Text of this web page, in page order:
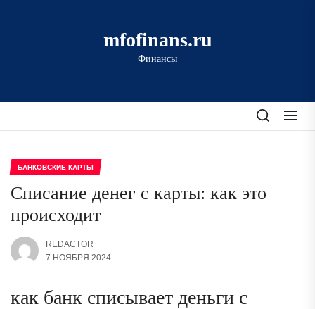
mfofinans.ru
Финансы
БАНКОВСКИЕ КАРТЫ
Списание денег с карты: как это
происходит
REDACTOR
7 НОЯБРЯ 2024
как банк списывает деньги с